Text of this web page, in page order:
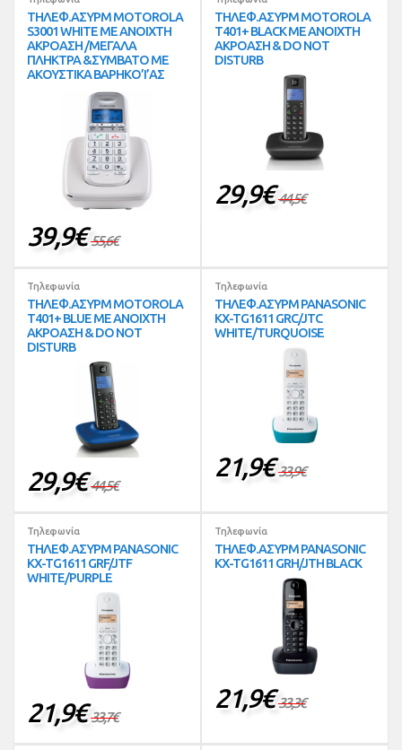
ΤΗΛΕΦ.ΑΣΥΡΜ MOTOROLA
S3001 WHITE ΜΕ ΑΝΟΙΧΤΗ
ΑΚΡΟΑΣΗ /ΜΕΓΑΛΑ
ΠΛΗΚΤΡΑ &ΣΥΜΒΑΤΟ ΜΕ
ΑΚΟΥΣΤΙΚΑ ΒΑΡΗΚΟ’Ι’ΑΣ
39,9€ 55,6€
ΤΗΛΕΦ.ΑΣΥΡΜ MOTOROLA
T401+ BLACK ΜΕ ΑΝΟΙΧΤΗ
ΑΚΡΟΑΣΗ & DO NOT
DISTURB
29,9€ 44,5€
Τηλεφωνία
ΤΗΛΕΦ.ΑΣΥΡΜ MOTOROLA
T401+ BLUE ΜΕ ΑΝΟΙΧΤΗ
ΑΚΡΟΑΣΗ & DO NOT
DISTURB
29,9€ 44,5€
Τηλεφωνία
ΤΗΛΕΦ.ΑΣΥΡΜ PANASONIC
KX-TG1611 GRC/JTC
WHITE/TURQUOISE
21,9€ 33,9€
Τηλεφωνία
ΤΗΛΕΦ.ΑΣΥΡΜ PANASONIC
KX-TG1611 GRF/JTF
WHITE/PURPLE
21,9€ 33,7€
Τηλεφωνία
ΤΗΛΕΦ.ΑΣΥΡΜ PANASONIC
KX-TG1611 GRH/JTH BLACK
21,9€ 33,3€